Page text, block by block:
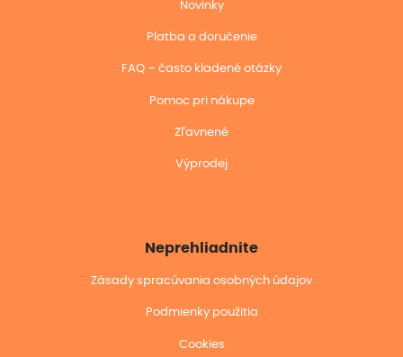
Novinky
Platba a doručenie
FAQ – často kladené otázky
Pomoc pri nákupe
Zľavnené
Výprodej
Neprehliadnite
Zásady spracúvania osobných údajov
Podmienky použitia
Cookies